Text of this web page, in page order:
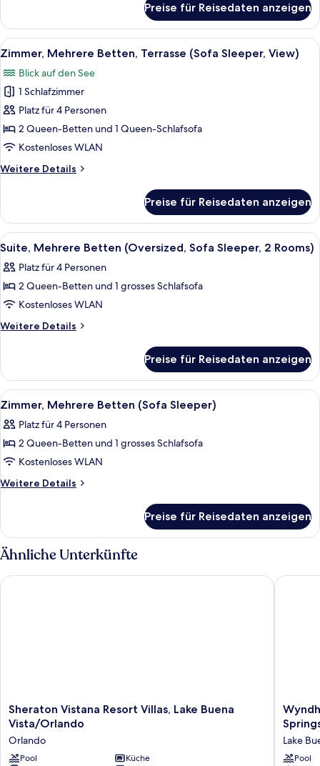
Terrasse
(Sofa
Sleeper,
View)
anzeigen
Mehrere
Betten,
Ausstattung
hörgeschädigte
Menschen,
Terrasse
(Sofa
Sleeper,
View)
Preise für Reisedaten anzeigen
Alle
Fotos
für
Zimmer,
Mehrere
Betten,
Terrasse
Sleeper,
Ein Hotelzimmer mit zwei Betten,
4
Zimmer, Mehrere Betten, Terrasse (Sofa Sleeper, View)
Blick auf den See
1 Schlafzimmer
Platz für 4 Personen
2 Queen-Betten und 1 Queen-Schlafsofa
Kostenloses WLAN
Weitere Details
Weitere
Mehrere
Betten,
Terrasse
Sleeper,
View)
Preise für Reisedaten anzeigen
Alle
Fotos
für
Suite,
Mehrere
Betten
Sleeper,
2
Rooms)
anzeigen
Ein Hotelzimmer mit Sofa,
13
Suite, Mehrere Betten (Oversized, Sofa Sleeper, 2 Rooms)
Platz für 4 Personen
2 Queen-Betten und 1 grosses Schlafsofa
Kostenloses WLAN
Weitere Details
Weitere
Mehrere
Betten
(Oversized,
Sleeper,
2
Preise für Reisedaten anzeigen
Alle
Fotos
für
Zimmer,
Mehrere
Betten
anzeigen
Ein Hotelzimmer mit einem großen
4
Zimmer, Mehrere Betten (Sofa Sleeper)
Platz für 4 Personen
2 Queen-Betten und 1 grosses Schlafsofa
Kostenloses WLAN
Weitere Details
Weitere
Mehrere
Betten
(Sofa
Sleeper)
Preise für Reisedaten anzeigen
Ähnliche Unterkünfte
Sheraton
Vistana
Resort
Villas,
Lake
Sheraton Vistana Resort Villas, Lake Buena
Vista/Orlando
Orlando
Pool
Küche
Sheraton Vistana Resort Villas, Lake Buena Vista/Orlando
Garden
Lake
Buena
Vista
Lake
Pool